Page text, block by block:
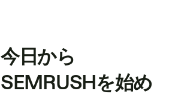
今日から
SEMRUSHを始め